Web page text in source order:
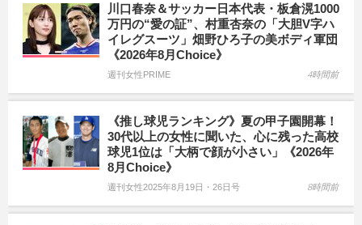
川口春奈＆サッカー日本代表・板倉滉1000
万円の“愛の証”、村重杏奈の「大胆V字ハ
イレグスーツ」畑野ひろ子の美ボディ軍団
《2026年8月Choice》
週刊女性PRIME 4時間前
《推し球児ランキング》夏の甲子園開幕！
30代以上の女性に聞いた、心に残った高校
球児1位は「大柄で顔が小さい」《2026年
8月Choice》
週刊女性2025年8月19日・26日号 8時間前